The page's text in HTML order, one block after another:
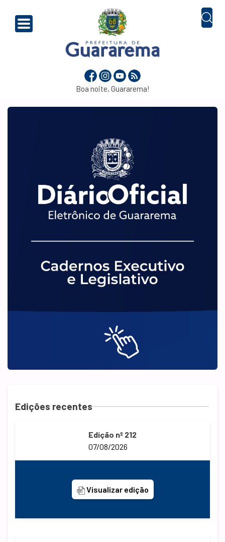
Boa noite, Guararema!
Edições recentes
Edição nº 212
07/08/2026
Visualizar edição